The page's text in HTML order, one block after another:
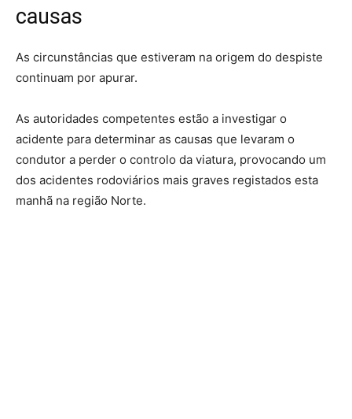
causas
As circunstâncias que estiveram na origem do despiste
continuam por apurar.
As autoridades competentes estão a investigar o
acidente para determinar as causas que levaram o
condutor a perder o controlo da viatura, provocando um
dos acidentes rodoviários mais graves registados esta
manhã na região Norte.